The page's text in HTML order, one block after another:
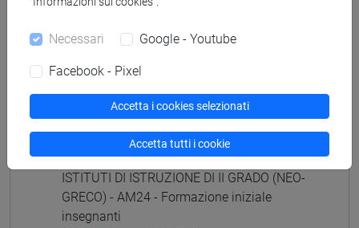
[FI26] LINGUA E CULTURA STRANIERA
insegnanti
fi 30 cfu allegato 2
(ARABO) - AL24 - Formazione iniziale
insegnanti
fi 30 cfu allegato 2/fi 60 cfu
[FI28] LINGUE E CULTURE STRANIERE NEGLI
ISTITUTI DI ISTRUZIONE DI II GRADO (NEO-
GRECO) - AM24 - Formazione iniziale
insegnanti
Necessari Google - Youtube
Facebook - Pixel
Accetta i cookies selezionati
Accetta tutti i cookie